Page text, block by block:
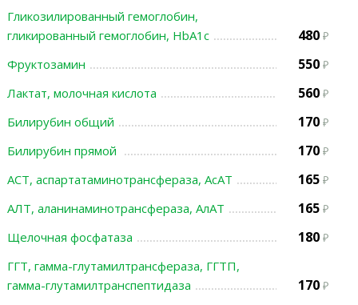
Гликозилированный гемоглобин,
гликированный гемоглобин, HbA1c
480
Фруктозамин 550
Лактат, молочная кислота 560
Билирубин общий 170
Билирубин прямой 170
АСТ, аспартатаминотрансфераза, АсАТ 165
АЛТ, аланинаминотрансфераза, АлАТ 165
Щелочная фосфатаза 180
ГГТ, гамма-глутамилтрансфераза, ГГТП,
гамма-глутамилтранспептидаза
170